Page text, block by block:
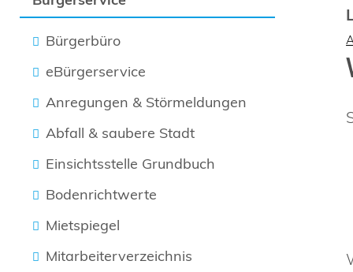
Bürgerbüro
eBürgerservice
Anregungen & Störmeldungen
Abfall & saubere Stadt
Einsichtsstelle Grundbuch
Bodenrichtwerte
Mietspiegel
Mitarbeiterverzeichnis